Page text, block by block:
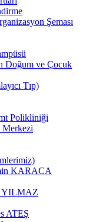
Şeması
Doğum ve Çocuk
Tıp)
Polikliniği
Merkezi
KARACA
YILMAZ
ATEŞ